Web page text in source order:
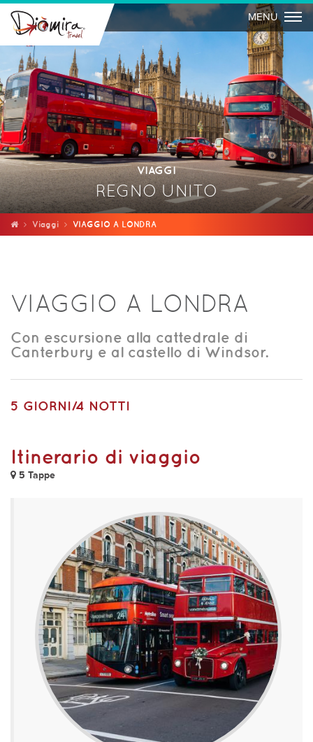
MENU
VIAGGI
REGNO UNITO
Viaggi VIAGGIO A LONDRA
VIAGGIO A LONDRA
Con escursione alla cattedrale di
Canterbury e al castello di Windsor.
5 GIORNI/4 NOTTI
Itinerario di viaggio
5 Tappe